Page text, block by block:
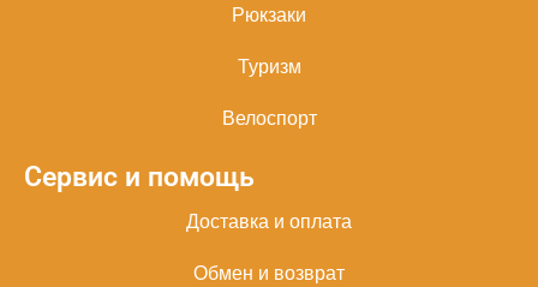
Рюкзаки
Туризм
Велоспорт
Сервис и помощь
Доставка и оплата
Обмен и возврат